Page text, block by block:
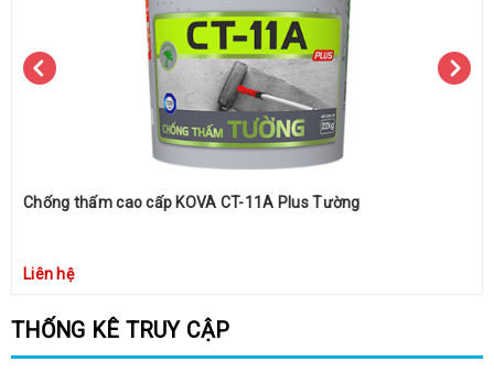
Chống thấm cao cấp KOVA CT-11A Plus Tường
Liên hệ
THỐNG KÊ TRUY CẬP